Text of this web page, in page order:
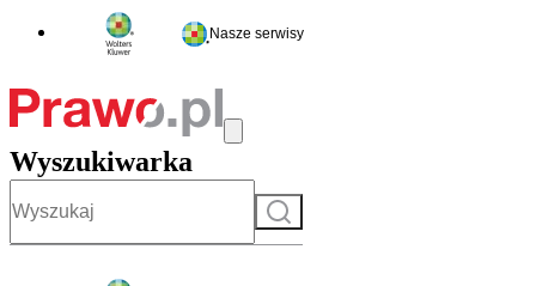
Nasze serwisy
Wyszukiwarka
Szukaj